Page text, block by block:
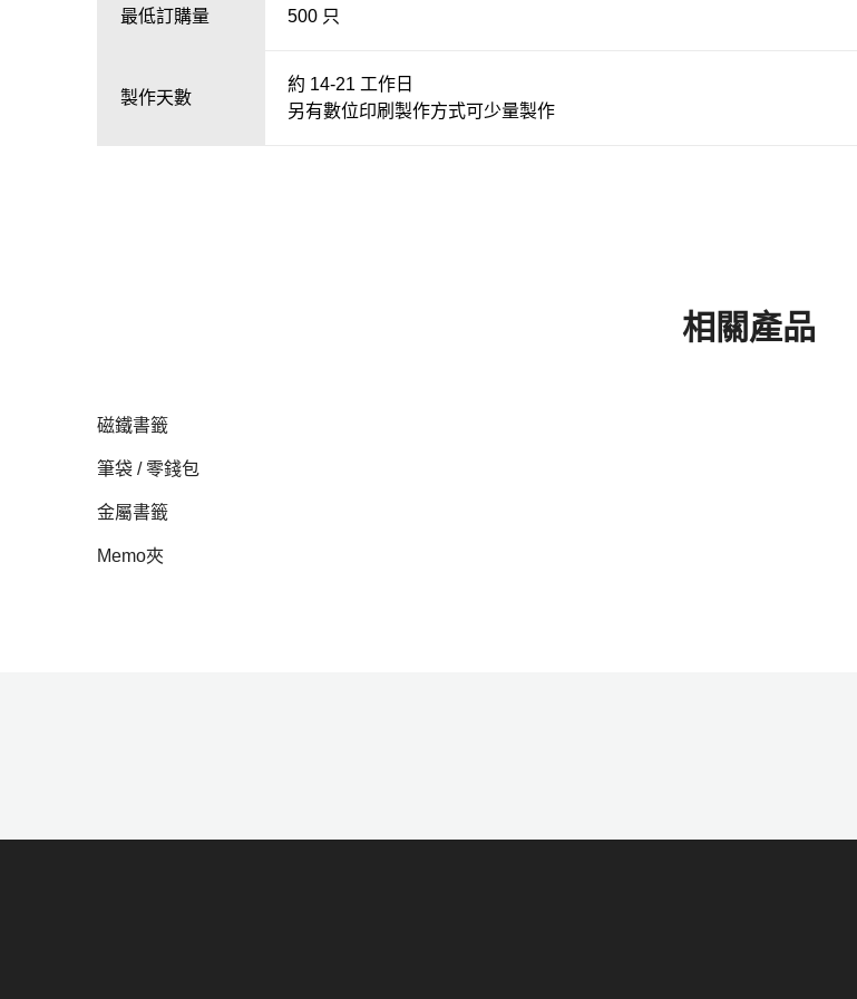
最低訂購量 500 只
製作天數
約 14-21 工作日
另有數位印刷製作方式可少量製作
相關產品
磁鐵書籤
筆袋 / 零錢包
金屬書籤
Memo夾